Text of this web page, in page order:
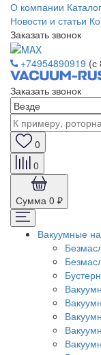
О компании Каталог
Новости и статьи
Заказать звонок
+74954890919 (с
Заказать звонок
0
0
Сумма 0 ₽
Вакуумные